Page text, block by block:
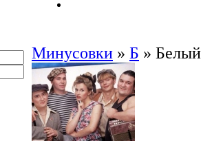
Минусовки » Б »